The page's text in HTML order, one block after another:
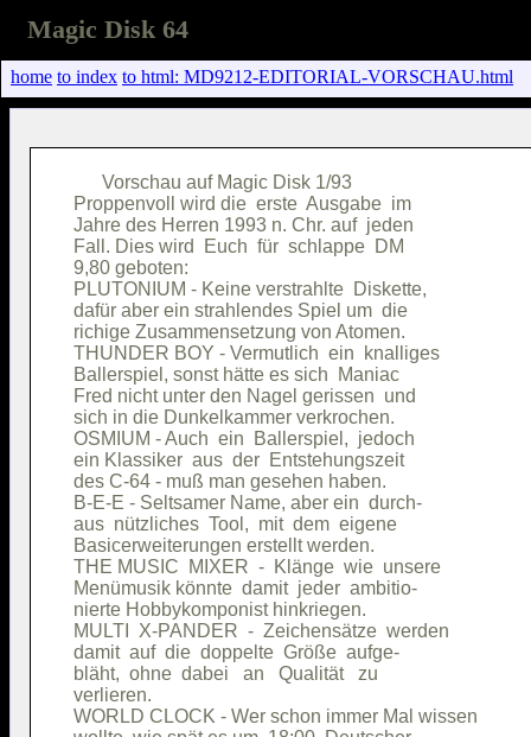
Magic Disk 64
home to index to html: MD9212-EDITORIAL-VORSCHAU.html
      Vorschau auf Magic Disk 1/93
Proppenvoll wird die  erste  Ausgabe  im
Jahre des Herren 1993 n. Chr. auf  jeden
Fall. Dies wird  Euch  für  schlappe  DM
9,80 geboten:
PLUTONIUM - Keine verstrahlte  Diskette,
dafür aber ein strahlendes Spiel um  die
richige Zusammensetzung von Atomen.
THUNDER BOY - Vermutlich  ein  knalliges
Ballerspiel, sonst hätte es sich  Maniac
Fred nicht unter den Nagel gerissen  und
sich in die Dunkelkammer verkrochen.
OSMIUM - Auch  ein  Ballerspiel,  jedoch
ein Klassiker  aus  der  Entstehungszeit
des C-64 - muß man gesehen haben.
B-E-E - Seltsamer Name, aber ein  durch-
aus  nützliches  Tool,  mit  dem  eigene
Basicerweiterungen erstellt werden.
THE MUSIC  MIXER  -  Klänge  wie  unsere
Menümusik könnte  damit  jeder  ambitio-
nierte Hobbykomponist hinkriegen.
MULTI  X-PANDER  -  Zeichensätze  werden
damit  auf  die  doppelte  Größe  aufge-
bläht,  ohne  dabei   an   Qualität   zu
verlieren.
WORLD CLOCK - Wer schon immer Mal wissen